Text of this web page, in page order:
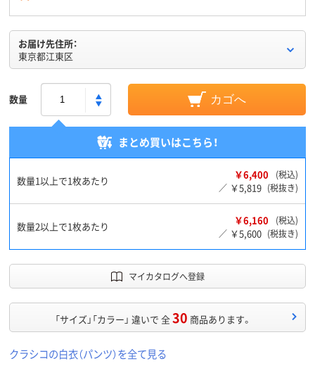
お届け先住所：
東京都江東区
数量 カゴへ
まとめ買いはこちら！
数量1以上で1枚あたり ￥6,400
(税込)
／ ￥5,819 (税抜き)
数量2以上で1枚あたり ￥6,160
(税込)
／ ￥5,600 (税抜き)
マイカタログへ登録
「サイズ」「カラー」 違いで 全30 商品あります。
クラシコの白衣（パンツ）を全て見る